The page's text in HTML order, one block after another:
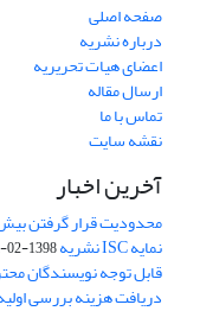
صفحه اصلی
درباره نشریه
اعضای هیات تحریریه
ارسال مقاله
تماس با ما
نقشه سایت
آخرین اخبار
محدودیت قرار گرفتن بیش
نمایه ISC نشریه 1398-02-02
قابل توجه نویسندگان
دریافت هزینه بررسی